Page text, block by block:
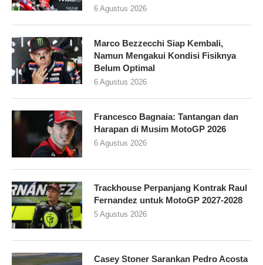
6 Agustus 2026
Marco Bezzecchi Siap Kembali,
Namun Mengakui Kondisi Fisiknya
Belum Optimal
6 Agustus 2026
Francesco Bagnaia: Tantangan dan
Harapan di Musim MotoGP 2026
6 Agustus 2026
Trackhouse Perpanjang Kontrak Raul
Fernandez untuk MotoGP 2027-2028
5 Agustus 2026
Casey Stoner Sarankan Pedro Acosta